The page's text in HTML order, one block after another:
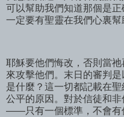
可以幫助我們知道那個是
一定要有聖靈在我們心裏幫
耶穌要他們悔改，否則當
來攻擊他們。末日的審判
是什麼？這一切都記載在
公平的原因。對於信徒和
——只有一個標準，不會有